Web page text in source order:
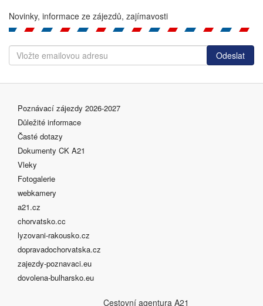
Novinky, informace ze zájezdů, zajímavosti
Poznávací zájezdy 2026-2027
Důležité informace
Časté dotazy
Dokumenty CK A21
Vleky
Fotogalerie
webkamery
a21.cz
chorvatsko.cc
lyzovani-rakousko.cz
dopravadochorvatska.cz
zajezdy-poznavaci.eu
dovolena-bulharsko.eu
Cestovní agentura A21